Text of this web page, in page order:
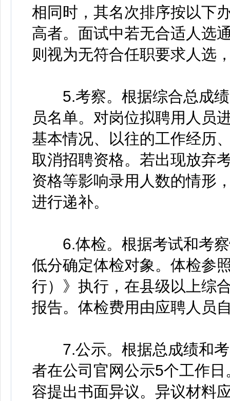
相同时，其名次排序按以下
高者。面试中若无合适人选
则视为无符合任职要求人选
5.考察。根据综合总成绩
员名单。对岗位拟聘用人员
基本情况、以往的工作经历
取消招聘资格。若出现放弃
资格等影响录用人数的情形
进行递补。
6.体检。根据考试和考察
低分确定体检对象。体检参
行）》执行，在县级以上综
报告。体检费用由应聘人员
7.公示。根据总成绩和考
者在公司官网公示5个工作
容提出书面异议。异议材料